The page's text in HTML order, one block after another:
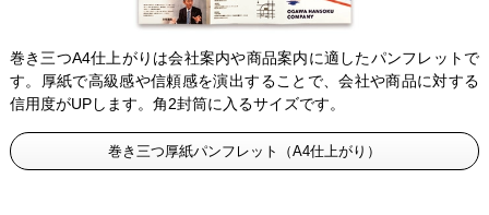
巻き三つA4仕上がりは会社案内や商品案内に適したパンフレットで
す。厚紙で高級感や信頼感を演出することで、会社や商品に対する
信用度がUPします。角2封筒に入るサイズです。
巻き三つ厚紙パンフレット（A4仕上がり）